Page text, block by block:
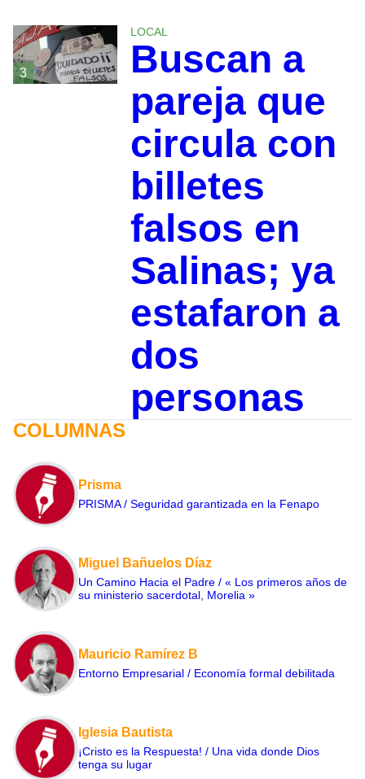
3
LOCAL
Buscan a
pareja que
circula con
billetes
falsos en
Salinas; ya
estafaron a
dos
personas
COLUMNAS
Prisma
PRISMA / Seguridad garantizada en la Fenapo
Miguel Bañuelos Díaz
Un Camino Hacia el Padre / « Los primeros años de
su ministerio sacerdotal, Morelia »
Mauricio Ramírez B
Entorno Empresarial / Economía formal debilitada
Iglesia Bautista
¡Cristo es la Respuesta! / Una vida donde Dios
tenga su lugar